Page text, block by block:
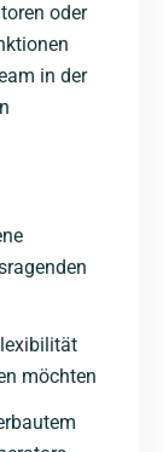
oder
in der
möchten